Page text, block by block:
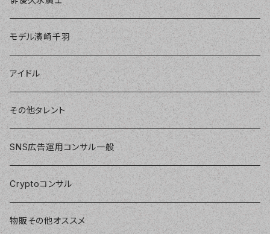
モデル濱崎千羽
アイドル
その他タレント
SNS広告運用コンサル一般
Cryptoコンサル
物販その他オススメ